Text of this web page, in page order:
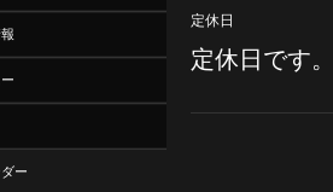
定休日
定休日です
ー